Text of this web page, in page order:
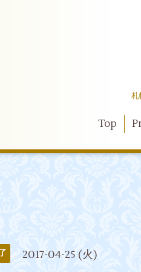
札
Top
2017-04-25 (火)